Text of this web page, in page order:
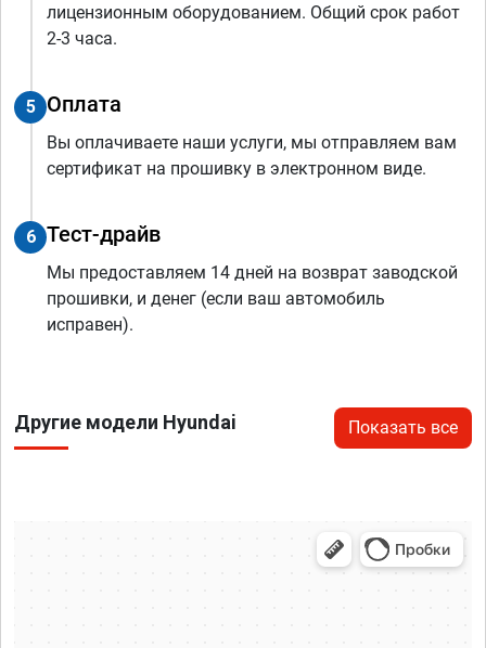
лицензионным оборудованием. Общий срок работ
2-3 часа.
5 Оплата
Вы оплачиваете наши услуги, мы отправляем вам
сертификат на прошивку в электронном виде.
6 Тест-драйв
Мы предоставляем 14 дней на возврат заводской
прошивки, и денег (если ваш автомобиль
исправен).
Другие модели Hyundai Показать все